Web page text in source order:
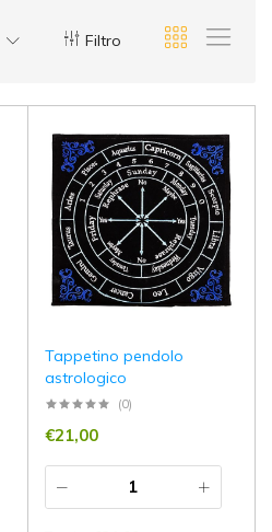
Filtro
Tappetino pendolo
astrologico
(0)
€21,00